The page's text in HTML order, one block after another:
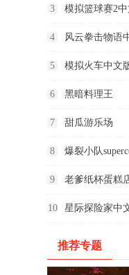
3 模拟篮球赛2中
4 风云拳击物语
5 模拟火车中文
6 黑暗料理王
7 甜瓜游乐场
8 爆裂小队
9 老爹纸杯蛋糕
10 星际探险家中
推荐专题